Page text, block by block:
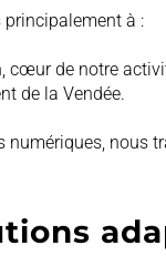
à :
cœur de notre
de la Vendée.
numériques, nous